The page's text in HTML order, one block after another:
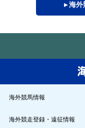
▸ 海
海外競馬情報
海外競走登録・遠征情報